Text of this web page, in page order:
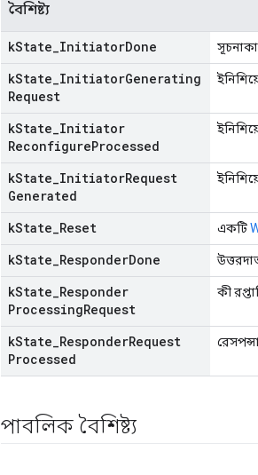
বৈশিষ্ট্য
kState InitiatorDone
kState InitiatorGenerating
Request
kState Initiator
ReconfigureProcessed
kState InitiatorRequest
Generated
kState Reset একটি
kState ResponderDone
kState Responder
ProcessingRequest
কী
kState ResponderRequest
Processed
পাবলিক বৈশিষ্ট্য